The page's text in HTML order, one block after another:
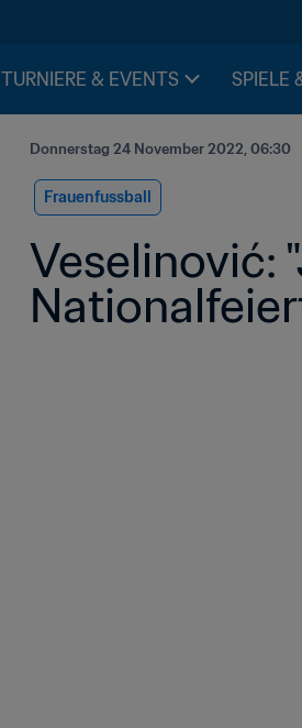
TURNIERE & EVENTS SPIELE
Donnerstag 24 November 2022, 06:30
Frauenfussball
Veselinović: